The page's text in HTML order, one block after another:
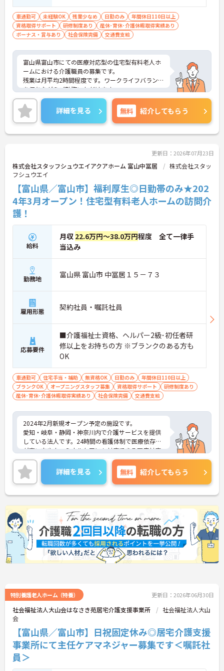
専門性を高められます
＜残業月7時間以下で身体の負担を軽減！＞
・常勤で働くスタッフの比率が90パーセント以上と
高く、急なシフト変更や無理な長時間勤務が発生し
・訪問スケジュールに沿って施設内でのケアを行う
ため、月平均の残業時間は5時間から7時間程度とか
なり少なめに抑えられます
・夜勤明けの翌日は原則としてお休みとなるシフト
編成が組まれており、しっかりと休息を取りながら
長期的な就業が可能です
＜評価制度でキャリアアップ＞
・介護福祉士や初任者研修などの資格や実務経験、
夜勤回数がしっかりと給与に反映されるためモチベ
ーションを維持できます
職へ昇格する事例も多数あり、腰を据えて長期的な
キャリア形成が可能です
車通勤可 未経験OK 残業少なめ 日勤のみ
年間休日110日以上
資格取得サポート
研修制度あり
産休･育休･介護休暇取得実績あり
ボーナス・賞与あり
社会保険完備 交通費支給
富山県富山市にての医療対応型の住宅型有料老人ホ
ームにおける介護職員の募集です。
残業は月平均2時間程度です。ワークライフバランス
を保ちながらご勤務いただけます。
ご興味のある方には、面接対策ポイントなど、さら
に詳細をお話しいたしますのでお気軽にご相談くだ
さい！
詳細を見る 無料 紹介してもらう
更新日：2026年07月23日
株式会社スタッフシュウエイアクアホーム 富山中冨居
株式会社スタッ
フシュウエイ
【富山県／富山市】福利厚生◎日勤帯のみ★202
4年3月オープン！住宅型有料老人ホームの訪問介
護！
給料
月収 22.6万円～38.0万円程度 全て一律手
当込み
勤務地 富山県 富山市 中冨居１５－７３
雇用形態 契約社員・嘱託社員
応募要件
■介護福祉士資格、ヘルパー2級･初任者研
修以上をお持ちの方 ※ブランクのある方も
OK
車通勤可 住宅手当・補助 無資格OK 日勤のみ
年間休日110日以上
ブランクOK
オープニングスタッフ募集 資格取得サポート
研修制度あり
産休･育休･介護休暇取得実績あり
社会保険完備 交通費支給
2024年2月新規オープン予定の施設です。
愛知・岐阜・静岡・神奈川内で介護サービスを提供
している法人です。24時間の看護体制で医療依存度
が高い方やターミナルケアにも対応できる医療対応
型有料老人ホーム、ユニット型の特別養護老人ホー
ムを運営しています。利用者様とスタッフとの距離
も近く、一人ひとりに寄り添ったケアが実現できま
す。福利厚生も整っており長く安心してご就業でき
る環境です。ご興味ある方には、面接対策ポイント
など、さらに詳細をお話しいたしますのでお気軽に
ご相談ください！
詳細を見る 無料 紹介してもらう
特別養護老人ホーム（特養） 更新日：2026年06月30日
社会福祉法人大山会はなさき苑居宅介護支援事業所
社会福祉法人大山
会
【富山県／富山市】日祝固定休み◎居宅介護支援
事業所にて主任ケアマネジャー募集です＜嘱託社
員＞